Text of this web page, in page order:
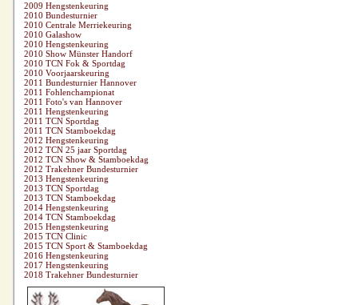
2009 Hengstenkeuring
2010 Bundesturnier
2010 Centrale Merriekeuring
2010 Galashow
2010 Hengstenkeuring
2010 Show Münster Handorf
2010 TCN Fok & Sportdag
2010 Voorjaarskeuring
2011 Bundesturnier Hannover
2011 Fohlenchampionat
2011 Foto's van Hannover
2011 Hengstenkeuring
2011 TCN Sportdag
2011 TCN Stamboekdag
2012 Hengstenkeuring
2012 TCN 25 jaar Sportdag
2012 TCN Show & Stamboekdag
2012 Trakehner Bundesturnier
2013 Hengstenkeuring
2013 TCN Sportdag
2013 TCN Stamboekdag
2014 Hengstenkeuring
2014 TCN Stamboekdag
2015 Hengstenkeuring
2015 TCN Clinic
2015 TCN Sport & Stamboekdag
2016 Hengstenkeuring
2017 Hengstenkeuring
2018 Trakehner Bundesturnier